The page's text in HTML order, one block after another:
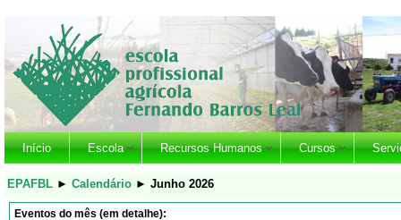
Início Escola Recursos Humanos Cursos
EPAFBL ► Calendário ► Junho 2026
Eventos do mês (em detalhe):